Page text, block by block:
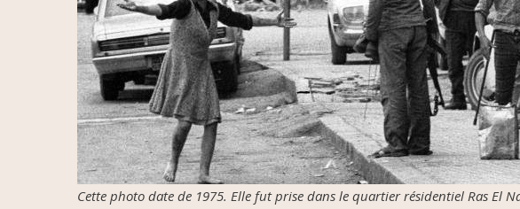
Cette photo date de 1975. Elle fut prise dans le quartier résidentiel Ras El